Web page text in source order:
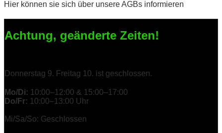
Hier können sie sich über unsere AGBs informieren
Achtung, geänderte Zeiten!
Donnerstag 9. Freitag 10. ist geschlossen.
Mo/Di: 10:00–12:00 & 15:00–17:00
Do/Fr: 10:00–13:00 Uhr
Mi/Sa/So: Geschlossen